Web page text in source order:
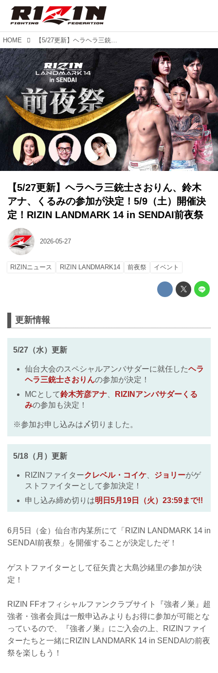
HOME 【5/27更新】ヘラヘラ三銃士さおりん、鈴木アナ、くるみの参加が決定！5/9（土）開催決定！RIZIN LANDMARK 14 in SENDAI前夜祭
【5/27更新】ヘラヘラ三銃士さおりん、鈴木
アナ、くるみの参加が決定！5/9（土）開催決
定！RIZIN LANDMARK 14 in SENDAI前夜祭
2026-05-27
RIZINニュース RIZIN LANDMARK14 前夜祭 イベント
更新情報
5/27（水）更新
仙台大会のスペシャルアンバサダーに就任したヘラ
ヘラ三銃士さおりんの参加が決定！
MCとして鈴木芳彦アナ
RIZINアンバサダーくる
みの参加も決定！
※参加お申し込みは〆切りました。
5/18（月）更新
RIZINファイタークレベル・コイケ ジョリーがゲ
ストファイターとして参加決定！
申し込み締め切りは明日5月19日（火）23:59まで!!
6月5日（金）仙台市内某所にて「RIZIN LANDMARK 14 in
SENDAI前夜祭」を開催することが決定したぞ！
ゲストファイターとして征矢貴と大島沙緒里の参加が決
定！
RIZIN FFオフィシャルファンクラブサイト『強者ノ巣』超
強者・強者会員は一般申込みよりもお得に参加が可能とな
っているので、『強者ノ巣』にご入会の上、RIZINファイ
ターたちと一緒にRIZIN LANDMARK 14 in SENDAIの前夜
祭を楽しもう！